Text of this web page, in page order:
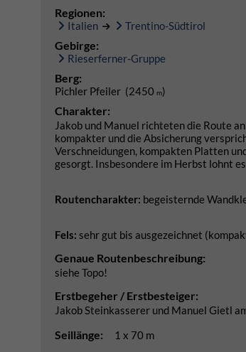
Regionen:
Italien Trentino-Südtirol
Gebirge:
Rieserferner-Gruppe
Berg:
Pichler Pfeiler (2450 m)
Charakter:
Jakob und Manuel richteten die Route
kompakter und die Absicherung
Verschneidungen, kompakten Platten
gesorgt. Insbesondere im Herbst lohnt
Routencharakter: begeisternde
Fels: sehr gut bis ausgezeichnet
Genaue Routenbeschreibung:
siehe Topo!
Erstbegeher / Erstbesteiger:
Jakob Steinkasserer und Manuel Gietl
Seillänge: 1 x 70 m